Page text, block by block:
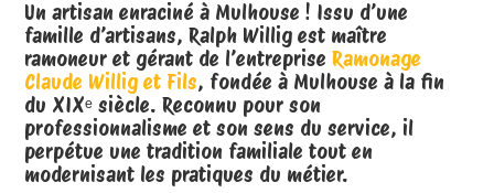
Un artisan enraciné à Mulhouse ! Issu d’une
famille d’artisans, Ralph Willig est maître
ramoneur et gérant de l’entreprise Ramonage
Claude Willig et Fils, fondée à Mulhouse à la fin
du XIXᵉ siècle. Reconnu pour son
professionnalisme et son sens du service, il
perpétue une tradition familiale tout en
modernisant les pratiques du métier.